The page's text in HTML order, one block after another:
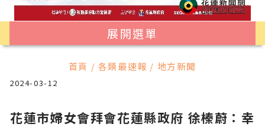
展開選單
首頁 / 各類最速報 / 地方新聞
2024-03-12
花蓮市婦女會拜會花蓮縣政府 徐榛蔚：幸